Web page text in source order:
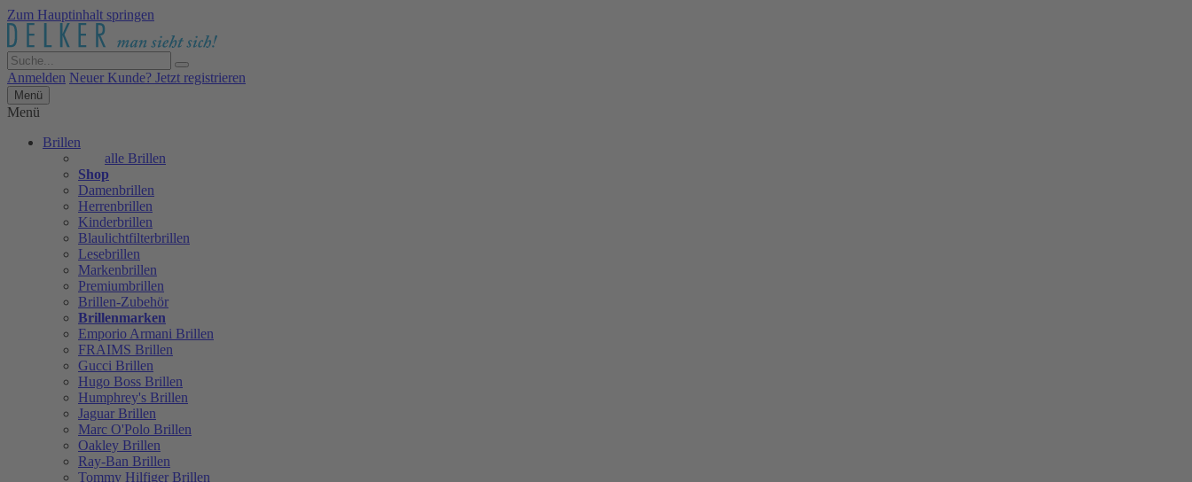
Zum Hauptinhalt springen
Anmelden Neuer Kunde? Jetzt registrieren
Menü
Menü
Brillen
alle Brillen
Shop
Damenbrillen
Herrenbrillen
Kinderbrillen
Blaulichtfilterbrillen
Lesebrillen
Markenbrillen
Premiumbrillen
Brillen-Zubehör
Brillenmarken
Emporio Armani Brillen
FRAIMS Brillen
Gucci Brillen
Hugo Boss Brillen
Humphrey's Brillen
Jaguar Brillen
Marc O'Polo Brillen
Oakley Brillen
Ray-Ban Brillen
Tommy Hilfiger Brillen